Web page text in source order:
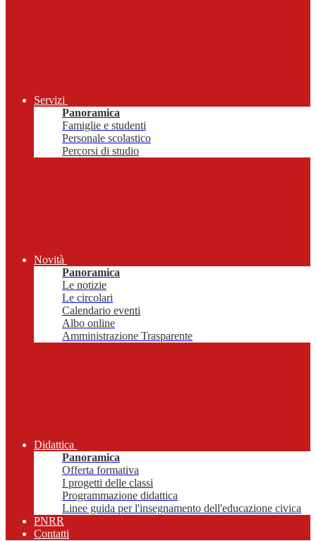
Servizi
Panoramica
Famiglie e studenti
Personale scolastico
Percorsi di studio
Novità
Panoramica
Le notizie
Le circolari
Calendario eventi
Albo online
Amministrazione Trasparente
Didattica
Panoramica
Offerta formativa
I progetti delle classi
Programmazione didattica
Linee guida per l'insegnamento dell'educazione civica
PNRR
Contatti